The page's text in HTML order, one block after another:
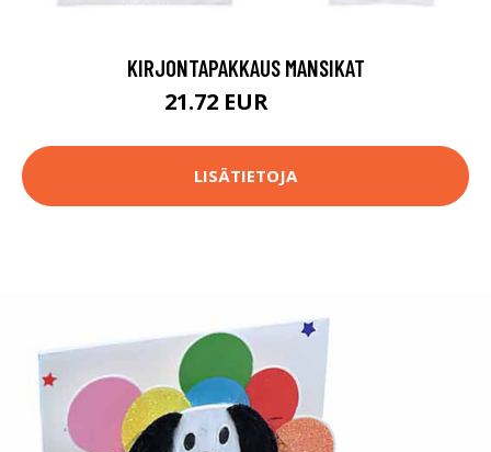
KIRJONTAPAKKAUS MANSIKAT
21.72 EUR
LISÄTIETOJA